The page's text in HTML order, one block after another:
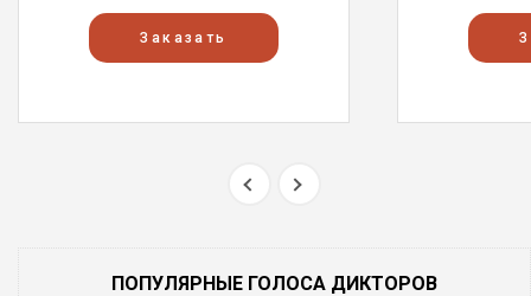
Заказать
ПОПУЛЯРНЫЕ ГОЛОСА ДИКТОРОВ